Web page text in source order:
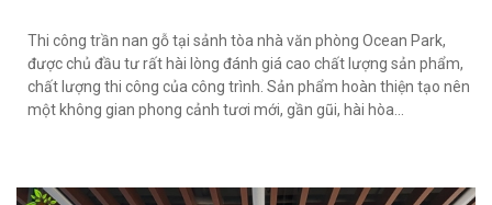
Thi công trần nan gỗ tại sảnh tòa nhà văn phòng Ocean Park,
được chủ đầu tư rất hài lòng đánh giá cao chất lượng sản phẩm,
chất lượng thi công của công trình. Sản phẩm hoàn thiện tạo nên
một không gian phong cảnh tươi mới, gần gũi, hài hòa...